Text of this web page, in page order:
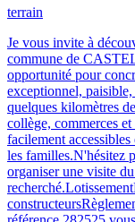
terrain
Je vous invite à
commune de
opportunité pour
exceptionnel, paisible,
quelques kilomètres
collège, commerces
facilement
les familles.N'hésitez
organiser une visite